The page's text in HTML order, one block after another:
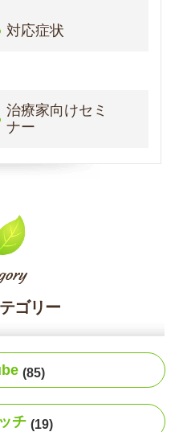
対応症状
治療家向けセミ
ナー
ゴリー
(85)
チ (19)